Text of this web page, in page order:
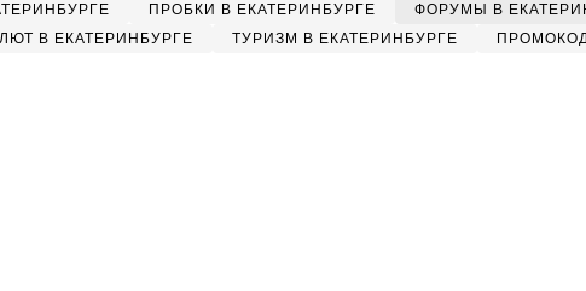
ПРОБКИ В ЕКАТЕРИНБУРГЕ ФОРУМЫ В
В ЕКАТЕРИНБУРГЕ ТУРИЗМ В ЕКАТЕРИНБУРГЕ